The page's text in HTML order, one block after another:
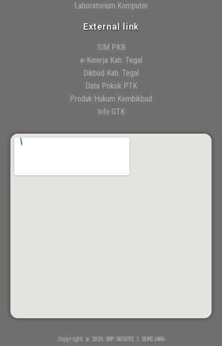
Laboratorium Komputer
External link
SIM PKB
e-Kinerja Kab. Tegal
Dikbud Kab. Tegal
Data Pokok PTK
Produk Hukum Kembikbud
Info GTK
Copyright © 2026 SMP NEGERI 1 BUMIJAWA